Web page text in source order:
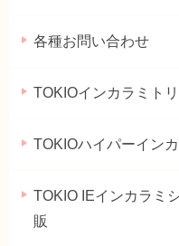
各種お問い合わせ
TOKIOインカラミト
TOKIOハイパーイン
TOKIO IEインカラミ
販